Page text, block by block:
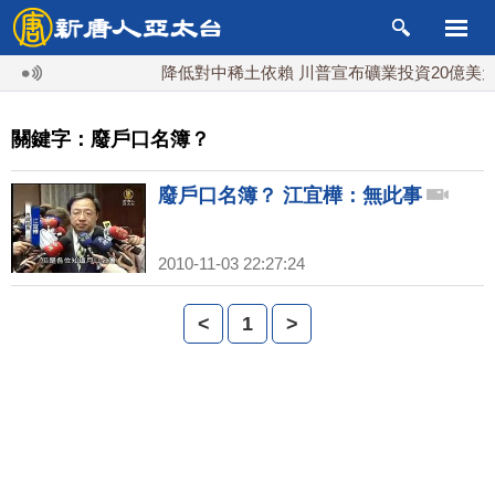
降低對中稀土依賴 川普宣布礦業投資20億美元
關鍵字：廢戶口名簿？
廢戶口名簿？ 江宜樺：無此事
2010-11-03 22:27:24
< 1 >